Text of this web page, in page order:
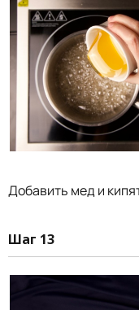
Добавить мед и
Шаг 13